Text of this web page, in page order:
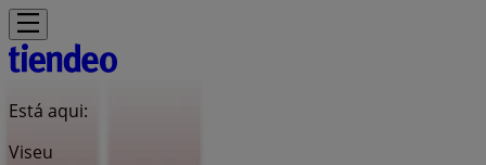
Está aqui:
Viseu